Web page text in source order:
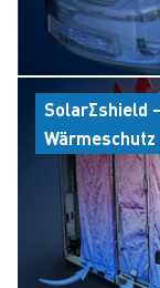
SolarΣshield
Wärmeschutz